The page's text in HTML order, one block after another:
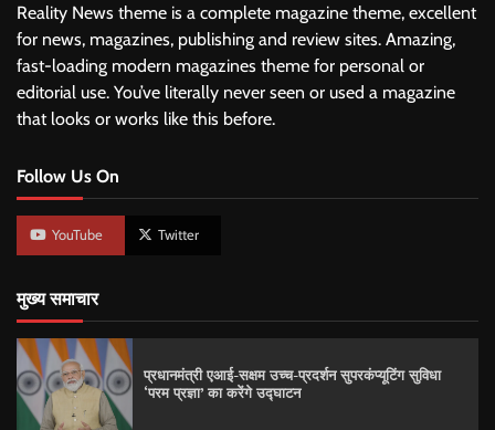
Reality News theme is a complete magazine theme, excellent
for news, magazines, publishing and review sites. Amazing,
fast-loading modern magazines theme for personal or
editorial use. You’ve literally never seen or used a magazine
that looks or works like this before.
Follow Us On
YouTube Twitter
मुख्य समाचार
प्रधानमंत्री एआई-सक्षम उच्च-प्रदर्शन सुपरकंप्यूटिंग सुविधा
‘परम प्रज्ञा’ का करेंगे उद्घाटन